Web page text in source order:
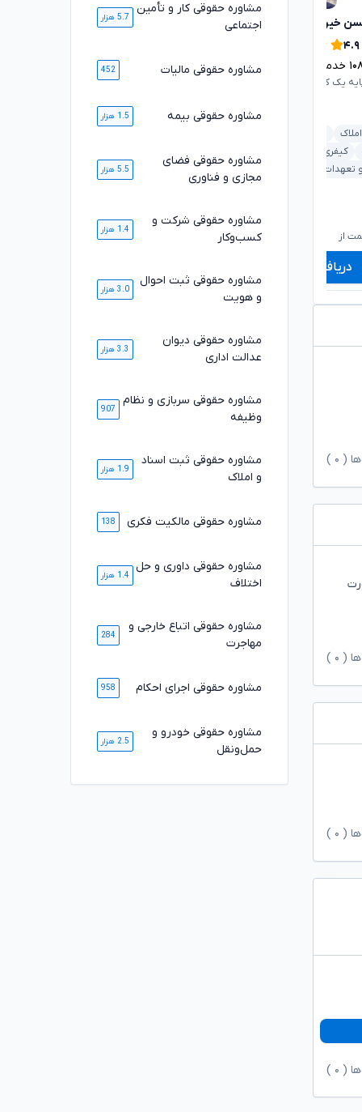
خیری تایید شده
۴.۹
خدمت ارائه شده موفق
یک کانون وکلای دادگستری
کیفری و جرایم
و تعهدات
از
تومان
۵۴۹,۰۰۰تومان
دریافت مشاوره
محمدرضا توکلی
خدمت ارائه شده موفق
وکیل پایه یک کانون وکلای دادگستری
ملکی و املاک
خانواده
کار و تأمین اجتماعی
خودرو و حمل‌ونقل
۷۱۰,۰۰۰
۵۸۹,۰۰۰
( ۰
( ۰
( ۰
( ۰
مشاوره حقوقی کار و تأمین
اجتماعی
5.7 هزار
مشاوره حقوقی مالیات 452
مشاوره حقوقی بیمه 1.5 هزار
مشاوره حقوقی فضای
مجازی و فناوری
5.5 هزار
مشاوره حقوقی شرکت و
کسب‌وکار
1.4 هزار
مشاوره حقوقی ثبت احوال
و هویت
3.0 هزار
مشاوره حقوقی دیوان
عدالت اداری
3.3 هزار
مشاوره حقوقی سربازی و نظام
وظیفه
907
مشاوره حقوقی ثبت اسناد
و املاک
1.9 هزار
مشاوره حقوقی مالکیت فکری 138
مشاوره حقوقی داوری و حل
اختلاف
1.4 هزار
مشاوره حقوقی اتباع خارجی و
مهاجرت
284
مشاوره حقوقی اجرای احکام 958
مشاوره حقوقی خودرو و
حمل‌ونقل
2.5 هزار